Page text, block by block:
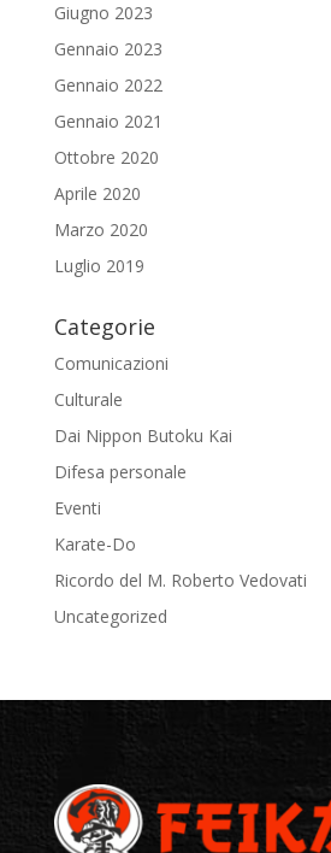
Giugno 2023
Gennaio 2023
Gennaio 2022
Gennaio 2021
Ottobre 2020
Aprile 2020
Marzo 2020
Luglio 2019
Categorie
Comunicazioni
Culturale
Dai Nippon Butoku Kai
Difesa personale
Eventi
Karate-Do
Ricordo del M. Roberto Vedovati
Uncategorized